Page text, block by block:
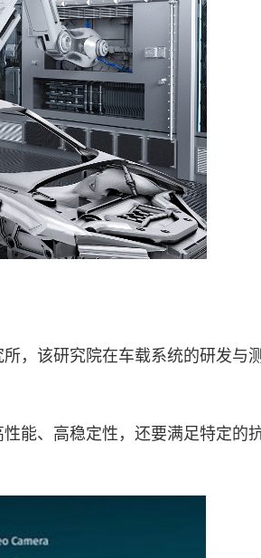
该研究院在车载系统的研发与
能、高稳定性，还要满足特定的